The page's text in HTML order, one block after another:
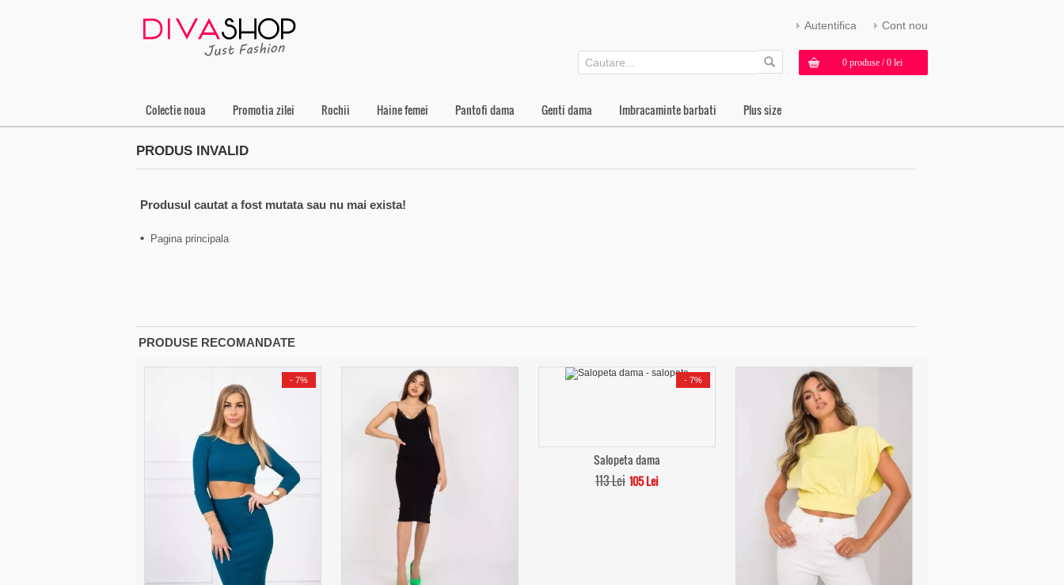
Autentifica Cont nou
0 produse / 0 lei
Colectie noua Promotia zilei Rochii Haine femei Pantofi dama Genti dama Imbracaminte barbati Plus size
PRODUS INVALID
Produsul cautat a fost mutata sau nu mai exista!
• Pagina principala
PRODUSE RECOMANDATE
- 7% - 7%
Salopeta dama
113 Lei 105 Lei